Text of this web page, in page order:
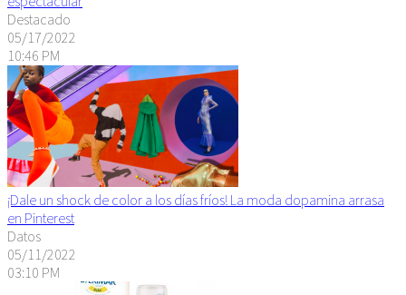
Destacado
05/17/2022
10:46 PM
¡Dale un shock de color a los días fríos! La moda dopamina arrasa
en Pinterest
Datos
05/11/2022
03:10 PM